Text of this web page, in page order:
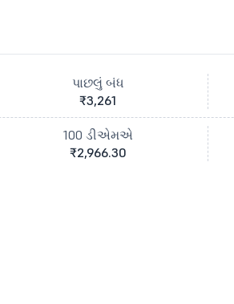
પાછલું બંધ
₹3,261
100 ડીએમએ
₹2,966.30